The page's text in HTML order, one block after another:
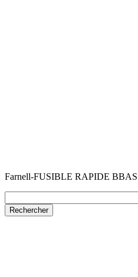
Farnell-FUSIBLE RAPIDE